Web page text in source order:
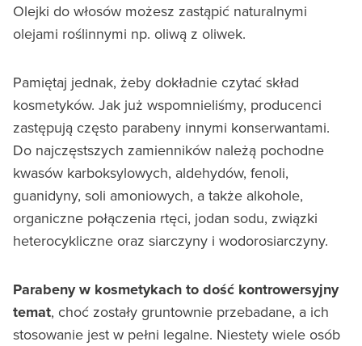
Olejki do włosów możesz zastąpić naturalnymi
olejami roślinnymi np. oliwą z oliwek.
Pamiętaj jednak, żeby dokładnie czytać skład
kosmetyków. Jak już wspomnieliśmy, producenci
zastępują często parabeny innymi konserwantami.
Do najczęstszych zamienników należą pochodne
kwasów karboksylowych, aldehydów, fenoli,
guanidyny, soli amoniowych, a także alkohole,
organiczne połączenia rtęci, jodan sodu, związki
heterocykliczne oraz siarczyny i wodorosiarczyny.
Parabeny w kosmetykach to dość kontrowersyjny
temat, choć zostały gruntownie przebadane, a ich
stosowanie jest w pełni legalne. Niestety wiele osób